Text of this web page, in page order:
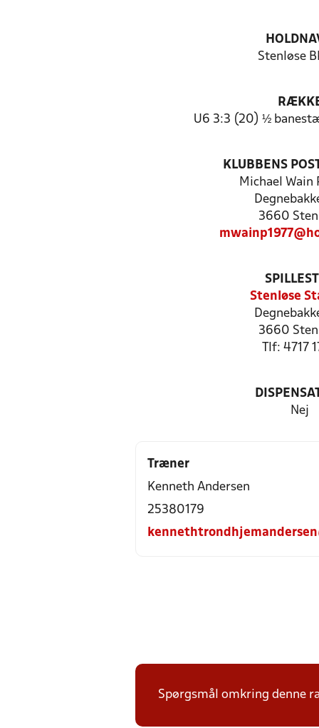
Stenløse
U6 3:3 (20) ½
KLUBBENS
Michael Wain
3660
Stenløse
3660
Tlf: 4717
Nej
Træner
Kenneth Andersen
25380179
Spørgsmål omkring denne